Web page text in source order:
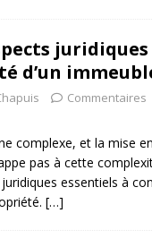
juridiques
d’un
Commentaires
complexe, et la mise en
pas à cette
essentiels à
[…]